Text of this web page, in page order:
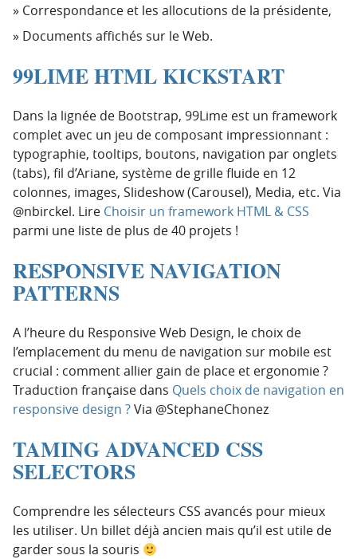
Correspondance et les allocutions de la présidente,
Documents affichés sur le Web.
99LIME HTML KICKSTART
Dans la lignée de Bootstrap, 99Lime est un framework
complet avec un jeu de composant impressionnant :
typographie, tooltips, boutons, navigation par onglets
(tabs), fil d’Ariane, système de grille fluide en 12
colonnes, images, Slideshow (Carousel), Media, etc. Via
@nbirckel. Lire Choisir un framework HTML & CSS
parmi une liste de plus de 40 projets !
RESPONSIVE NAVIGATION
PATTERNS
A l’heure du Responsive Web Design, le choix de
l’emplacement du menu de navigation sur mobile est
crucial : comment allier gain de place et ergonomie ?
Traduction française dans Quels choix de navigation en
responsive design ?Via @StephaneChonez
TAMING ADVANCED CSS
SELECTORS
Comprendre les sélecteurs CSS avancés pour mieux
les utiliser. Un billet déjà ancien mais qu’il est utile de
garder sous la souris